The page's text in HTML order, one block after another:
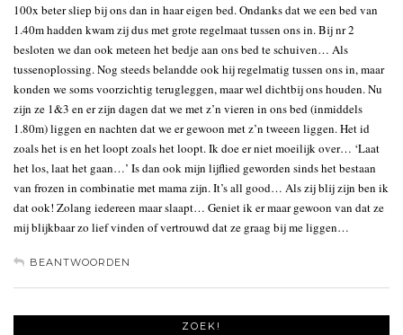
100x beter sliep bij ons dan in haar eigen bed. Ondanks dat we een bed van
1.40m hadden kwam zij dus met grote regelmaat tussen ons in. Bij nr 2
besloten we dan ook meteen het bedje aan ons bed te schuiven… Als
tussenoplossing. Nog steeds belandde ook hij regelmatig tussen ons in, maar
konden we soms voorzichtig terugleggen, maar wel dichtbij ons houden. Nu
zijn ze 1&3 en er zijn dagen dat we met z’n vieren in ons bed (inmiddels
1.80m) liggen en nachten dat we er gewoon met z’n tweeen liggen. Het id
zoals het is en het loopt zoals het loopt. Ik doe er niet moeilijk over… ‘Laat
het los, laat het gaan…’ Is dan ook mijn lijflied geworden sinds het bestaan
van frozen in combinatie met mama zijn. It’s all good… Als zij blij zijn ben ik
dat ook! Zolang iedereen maar slaapt… Geniet ik er maar gewoon van dat ze
mij blijkbaar zo lief vinden of vertrouwd dat ze graag bij me liggen…
BEANTWOORDEN
ZOEK!